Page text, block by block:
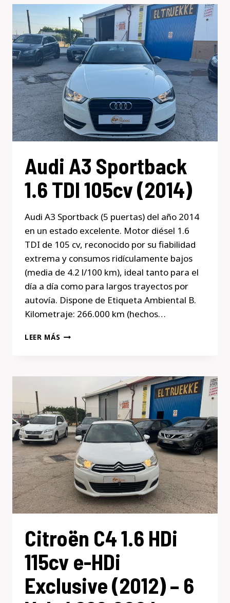
143
CV
(2013)
–
SOLO
159.000
KM
Audi A3 Sportback
1.6 TDI 105cv (2014)
Audi A3 Sportback (5 puertas) del año 2014
en un estado excelente. Motor diésel 1.6
TDI de 105 cv, reconocido por su fiabilidad
extrema y consumos ridículamente bajos
(media de 4.2 l/100 km), ideal tanto para el
día a día como para largos trayectos por
autovía. Dispone de Etiqueta Ambiental B.
Kilometraje: 266.000 km (hechos…
LEER MÁS AUDI
TDI
(2014)
Citroën C4 1.6 HDi
115cv e-HDi
Exclusive (2012) – 6